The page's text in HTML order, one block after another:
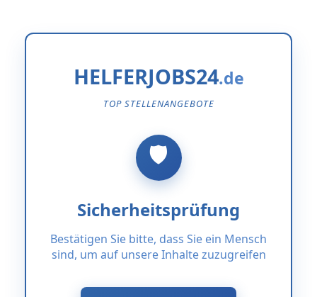
HELFERJOBS24
TOP STELLENANGEBOTE
Sicherheitsprüfung
Bestätigen Sie bitte, dass Sie ein Mensch
sind, um auf unsere Inhalte zuzugreifen